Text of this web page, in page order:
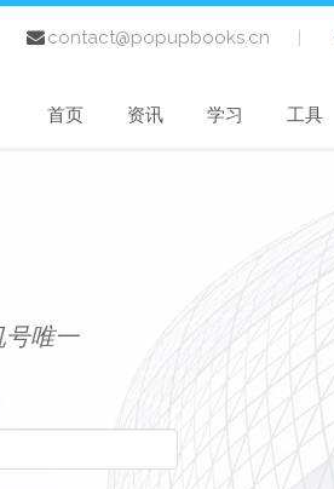
contact@popupbooks.cn |
首页 资讯 学习 工具
号唯一